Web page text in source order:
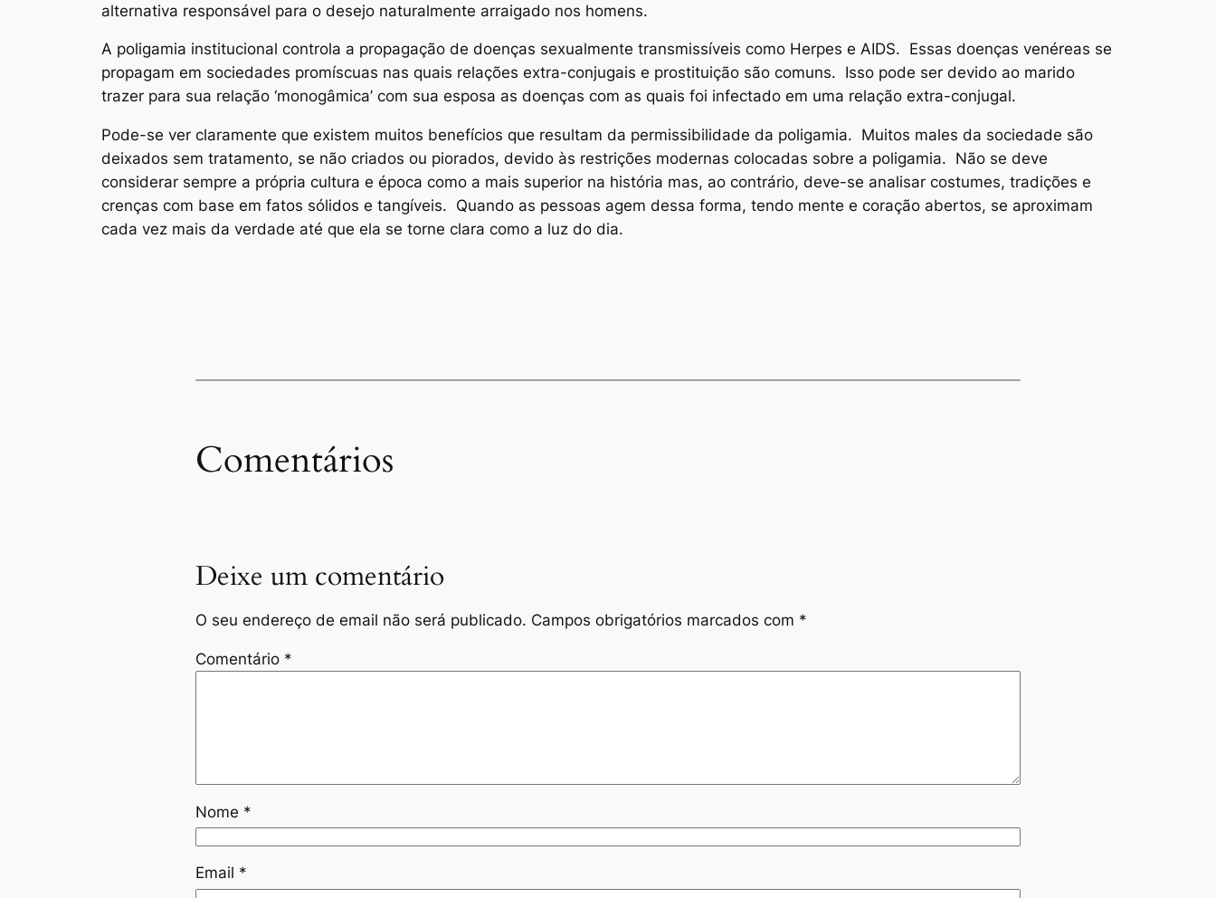
alternativa responsável para o desejo naturalmente arraigado nos homens.
A poligamia institucional controla a propagação de doenças sexualmente transmissíveis como Herpes e AIDS. Essas doenças venéreas se
propagam em sociedades promíscuas nas quais relações extra-conjugais e prostituição são comuns. Isso pode ser devido ao marido
trazer para sua relação ‘monogâmica’ com sua esposa as doenças com as quais foi infectado em uma relação extra-conjugal.
Pode-se ver claramente que existem muitos benefícios que resultam da permissibilidade da poligamia. Muitos males da sociedade são
deixados sem tratamento, se não criados ou piorados, devido às restrições modernas colocadas sobre a poligamia. Não se deve
considerar sempre a própria cultura e época como a mais superior na história mas, ao contrário, deve-se analisar costumes, tradições e
crenças com base em fatos sólidos e tangíveis. Quando as pessoas agem dessa forma, tendo mente e coração abertos, se aproximam
cada vez mais da verdade até que ela se torne clara como a luz do dia.
Comentários
Deixe um comentário
O seu endereço de email não será publicado. Campos obrigatórios marcados com *
Comentário *
Nome *
Email *